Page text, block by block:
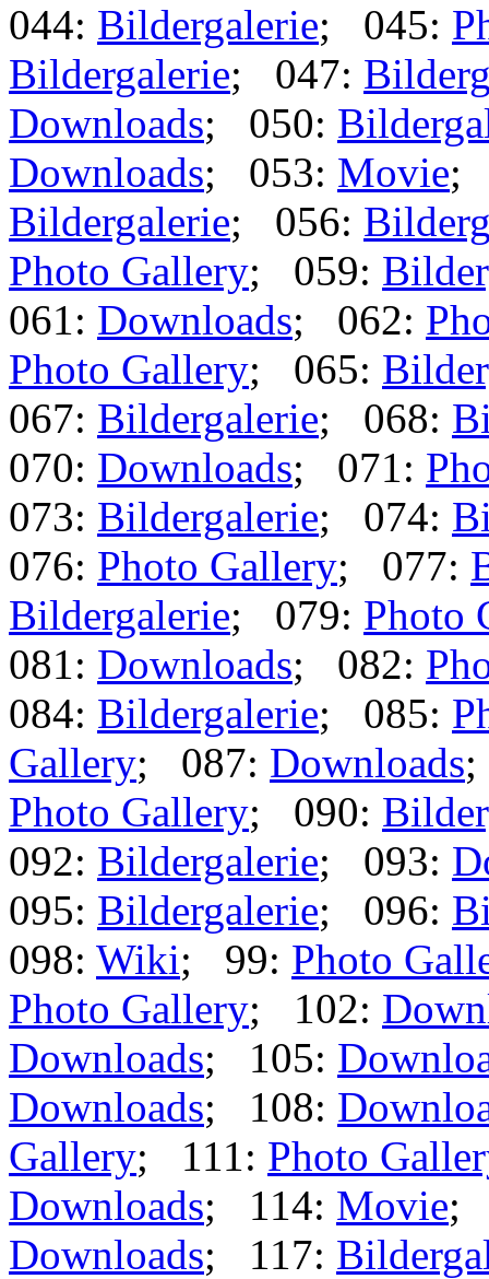
044: Bildergalerie; 045:
Bildergalerie; 047:
Downloads; 050:
Downloads; 053: Movie;
Bildergalerie; 056:
Photo Gallery; 059:
061: Downloads; 062:
Photo Gallery; 065:
067: Bildergalerie; 068:
070: Downloads; 071:
073: Bildergalerie; 074:
076: Photo Gallery; 077:
Bildergalerie; 079: Photo
081: Downloads; 082:
084: Bildergalerie; 085:
Gallery; 087: Downloads
Photo Gallery; 090:
092: Bildergalerie; 093:
095: Bildergalerie; 096:
098: Wiki; 99: Photo
Photo Gallery; 102:
Downloads; 105:
Downloads; 108:
Gallery; 111: Photo
Downloads; 114: Movie;
Downloads; 117: